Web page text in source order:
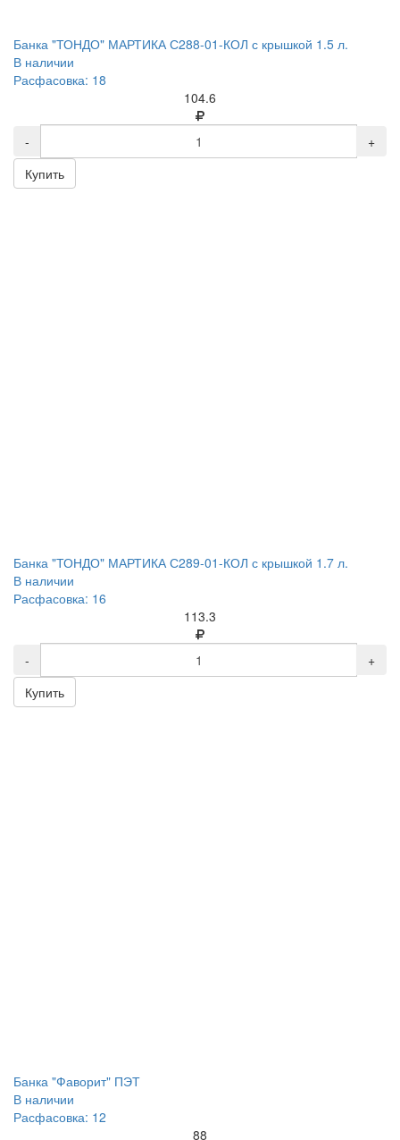
Банка "ТОНДО" МАРТИКА С288-01-КОЛ с крышкой 1.5 л.
В наличии
Расфасовка: 18
104.6
-
+
Купить
Банка "ТОНДО" МАРТИКА С289-01-КОЛ с крышкой 1.7 л.
В наличии
Расфасовка: 16
113.3
-
+
Купить
Банка "Фаворит" ПЭТ
В наличии
Расфасовка: 12
88